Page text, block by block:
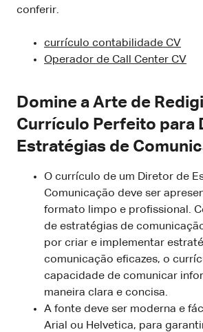
conferir.
currículo contabilidade CV
Operador de Call Center CV
Domine a Arte de
Currículo Perfeito para
Estratégias de
O currículo de um Diretor de
Comunicação deve ser
formato limpo e profissional.
de estratégias de
por criar e implementar
comunicação eficazes, o
capacidade de comunicar
maneira clara e concisa.
A fonte deve ser moderna e
Arial ou Helvetica, para